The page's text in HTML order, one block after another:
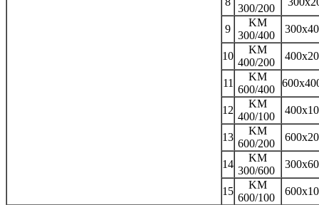
300/200
9
KM
300/400
10
KM
400/200
11
KM
600/400
12
KM
400/100
13
KM
600/200
14
KM
300/600
15
KM
600/100